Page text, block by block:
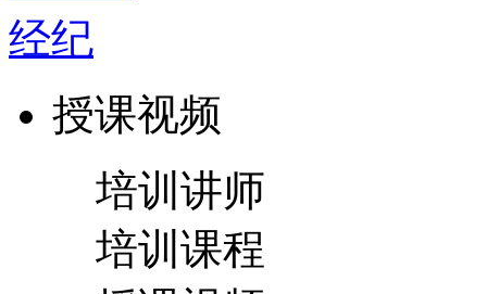
授课视频
培训讲师
培训课程